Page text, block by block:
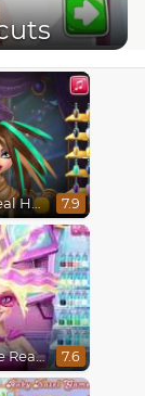
Cleopatra Real Haircuts 7.9
Super Barbie Real Haircuts 7.6